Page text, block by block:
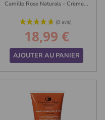
Camille Rose Naturals - Crème...
Prix
18,99 €
AJOUTER AU PANIER